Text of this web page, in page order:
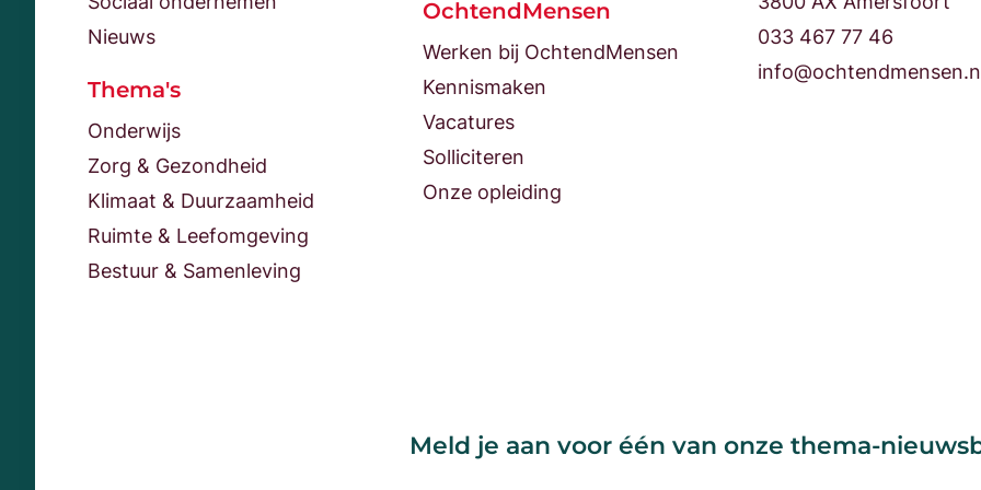
Nieuws
Thema's
Onderwijs
Zorg & Gezondheid
Klimaat & Duurzaamheid
Ruimte & Leefomgeving
Bestuur & Samenleving
OchtendMensen
Werken bij OchtendMensen
Kennismaken
Vacatures
Solliciteren
Onze opleiding
033 467 77 46
Meld je aan voor één van onze thema-